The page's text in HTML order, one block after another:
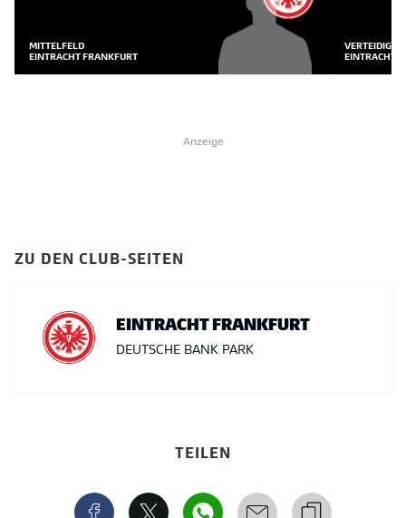
MITTELFELD
EINTRACHT FRANKFURT
EINTRACHT
Anzeige
ZU DEN CLUB-SEITEN
EINTRACHT FRANKFURT
DEUTSCHE BANK PARK
TEILEN